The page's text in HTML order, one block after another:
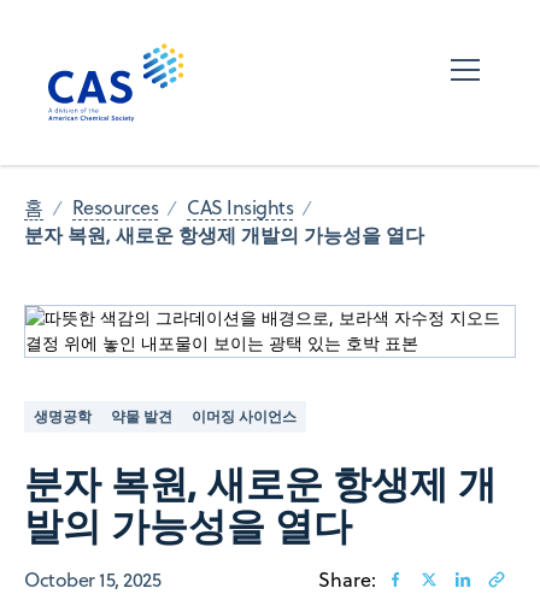
홈 Resources CAS Insights
분자 복원, 새로운 항생제 개발의 가능성을 열다
생명공학 약물 발견 이머징 사이언스
분자 복원, 새로운 항생제 개
발의 가능성을 열다
October 15, 2025 Share: